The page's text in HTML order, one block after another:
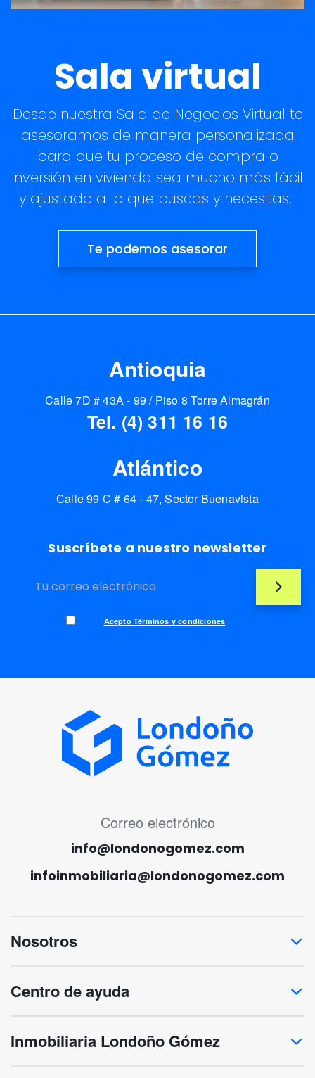
Sala virtual
Desde nuestra Sala de Negocios Virtual te
asesoramos de manera personalizada
para que tu proceso de compra o
inversión en vivienda sea mucho más fácil
y ajustado a lo que buscas y necesitas.
Te podemos asesorar
Antioquia
Calle 7D # 43A - 99 / Piso 8 Torre Almagrán
Tel. (4) 311 16 16
Atlántico
Calle 99 C # 64 - 47, Sector Buenavista
Suscríbete a nuestro newsletter
Acepto Términos y condiciones
MENÚ CORREO ELECTRÓNICO
Correo electrónico
info@londonogomez.com
infoinmobiliaria@londonogomez.com
Nosotros
Centro de ayuda
Inmobiliaria Londoño Gómez